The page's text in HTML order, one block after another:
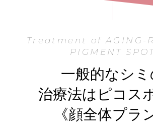
Treatment of AGING-
PIGMENT
一般的なシミ
治療法はピコス
《顔全体プラ